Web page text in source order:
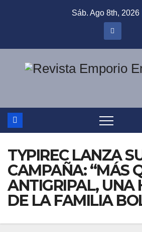
Sáb. Ago 8th, 2026
TYPIREC LANZA
CAMPAÑA: “MÁS
ANTIGRIPAL, UNA
DE LA FAMILIA